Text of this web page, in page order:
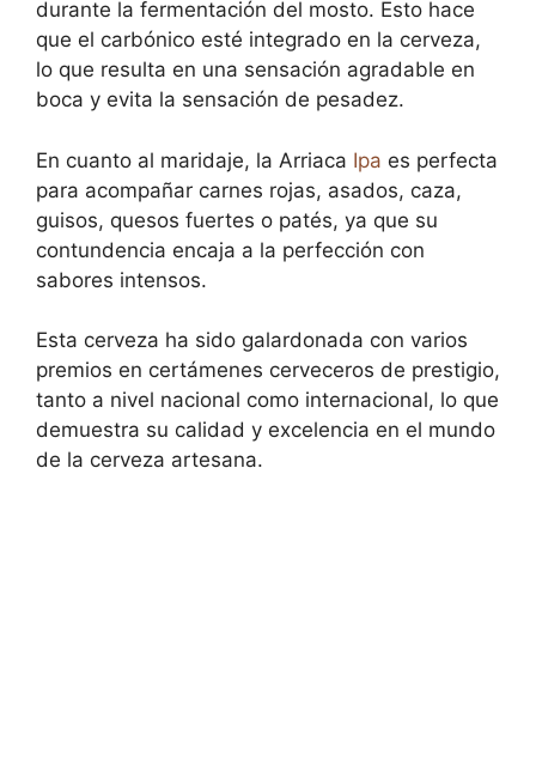
durante la fermentación del mosto. Esto hace
que el carbónico esté integrado en la cerveza,
lo que resulta en una sensación agradable en
boca y evita la sensación de pesadez.
En cuanto al maridaje, la Arriaca Ipa es perfecta
para acompañar carnes rojas, asados, caza,
guisos, quesos fuertes o patés, ya que su
contundencia encaja a la perfección con
sabores intensos.
Esta cerveza ha sido galardonada con varios
premios en certámenes cerveceros de prestigio,
tanto a nivel nacional como internacional, lo que
demuestra su calidad y excelencia en el mundo
de la cerveza artesana.